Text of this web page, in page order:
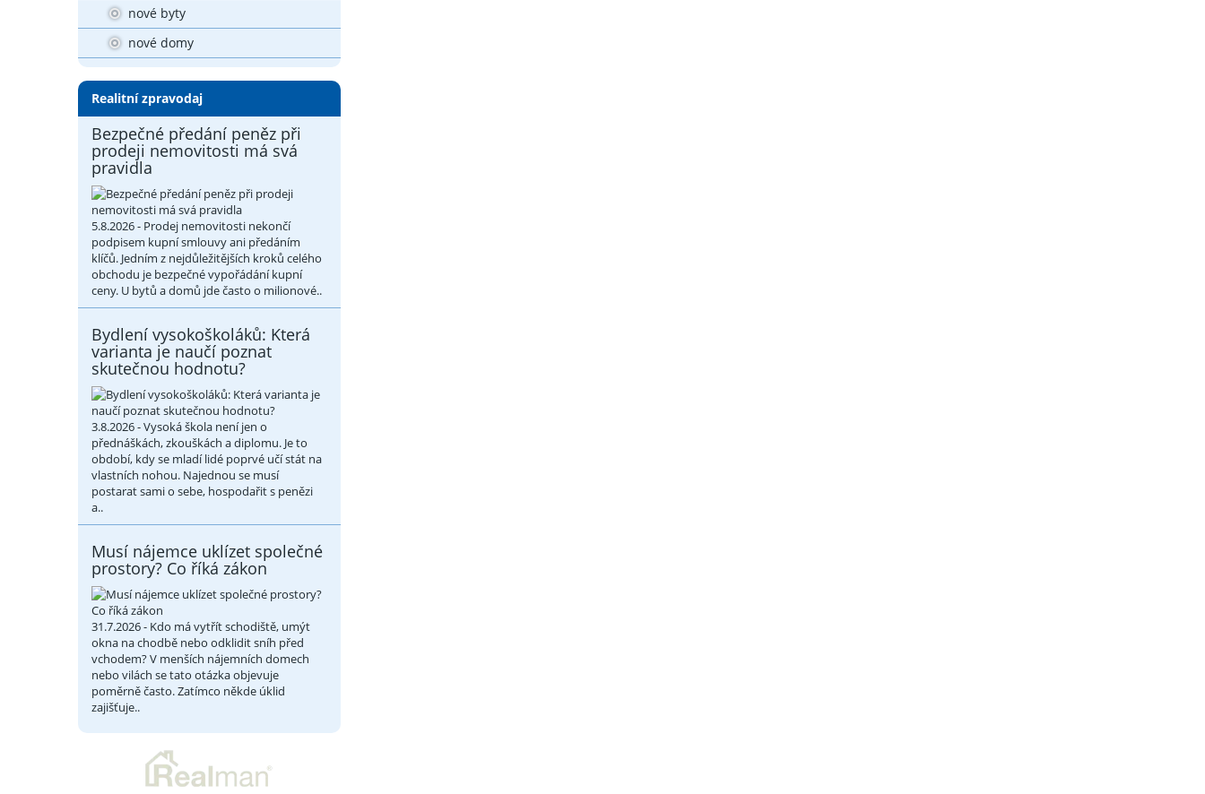
nové byty
nové domy
Realitní zpravodaj
Bezpečné předání peněz při
prodeji nemovitosti má svá
pravidla
5.8.2026 - Prodej nemovitosti nekončí
podpisem kupní smlouvy ani předáním
klíčů. Jedním z nejdůležitějších kroků celého
obchodu je bezpečné vypořádání kupní
ceny. U bytů a domů jde často o milionové..
Bydlení vysokoškoláků: Která
varianta je naučí poznat
skutečnou hodnotu?
3.8.2026 - Vysoká škola není jen o
přednáškách, zkouškách a diplomu. Je to
období, kdy se mladí lidé poprvé učí stát na
vlastních nohou. Najednou se musí
postarat sami o sebe, hospodařit s penězi
a..
Musí nájemce uklízet společné
prostory? Co říká zákon
31.7.2026 - Kdo má vytřít schodiště, umýt
okna na chodbě nebo odklidit sníh před
vchodem? V menších nájemních domech
nebo vilách se tato otázka objevuje
poměrně často. Zatímco někde úklid
zajišťuje..